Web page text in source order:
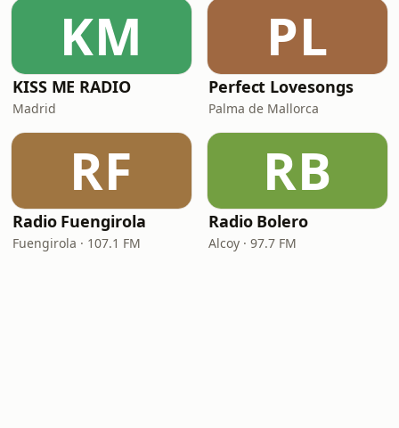
KM
KISS ME RADIO
Madrid
PL
Perfect Lovesongs
Palma de Mallorca
RF
Radio Fuengirola
Fuengirola · 107.1 FM
RB
Radio Bolero
Alcoy · 97.7 FM